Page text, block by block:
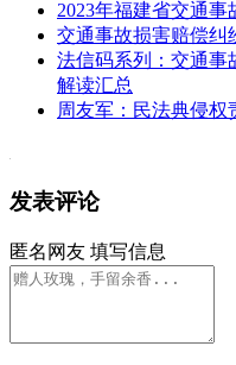
2023年福建省交通
交通事故损害赔偿纠
法信码系列：交通事
解读汇总
周友军：民法典侵权
发表评论
匿名网友 填写信息